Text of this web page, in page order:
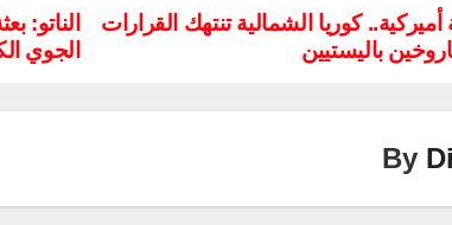
er
e
ail
e
gr
k
p
الناتو:
الجوي
كوريا الشمالية تنتهك القرارات
باليستيين
By